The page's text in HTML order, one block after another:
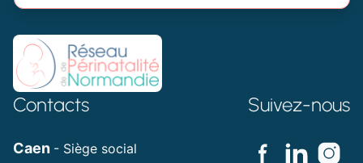
Contacts
Caen - Siège social
Suivez-nous